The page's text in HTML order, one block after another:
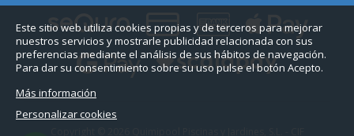
Este sitio web utiliza cookies propias y de terceros para mejorar
nuestros servicios y mostrarle publicidad relacionada con sus
preferencias mediante el análisis de sus hábitos de navegación.
Para dar su consentimiento sobre su uso pulse el botón Acepto.
Más información
Personalizar cookies